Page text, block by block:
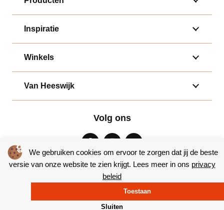
We gebruiken cookies om ervoor te zorgen dat jij de beste
versie van onze website te zien krijgt. Lees meer in ons privacy
beleid
Toestaan
Sluiten
Inspiratie
Winkels
Van Heeswijk
Volg ons
© Copyright 2026 – Bakkerij van Heeswijk |Website door Yooker